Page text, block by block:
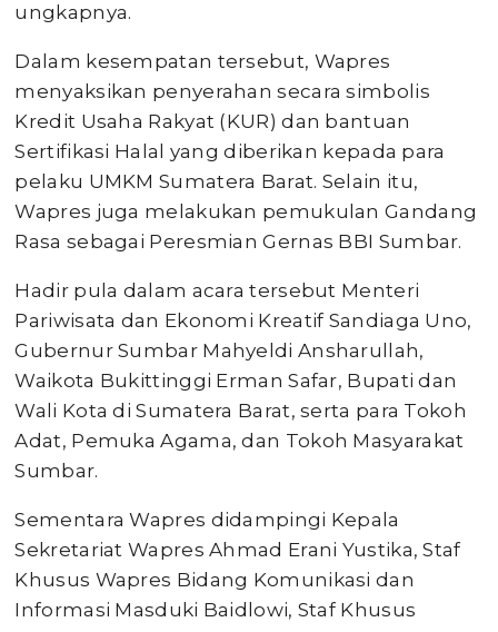
ungkapnya.
Dalam kesempatan tersebut, Wapres
menyaksikan penyerahan secara simbolis
Kredit Usaha Rakyat (KUR) dan bantuan
Sertifikasi Halal yang diberikan kepada para
pelaku UMKM Sumatera Barat. Selain itu,
Wapres juga melakukan pemukulan Gandang
Rasa sebagai Peresmian Gernas BBI Sumbar.
Hadir pula dalam acara tersebut Menteri
Pariwisata dan Ekonomi Kreatif Sandiaga Uno,
Gubernur Sumbar Mahyeldi Ansharullah,
Waikota Bukittinggi Erman Safar, Bupati dan
Wali Kota di Sumatera Barat, serta para Tokoh
Adat, Pemuka Agama, dan Tokoh Masyarakat
Sumbar.
Sementara Wapres didampingi Kepala
Sekretariat Wapres Ahmad Erani Yustika, Staf
Khusus Wapres Bidang Komunikasi dan
Informasi Masduki Baidlowi, Staf Khusus